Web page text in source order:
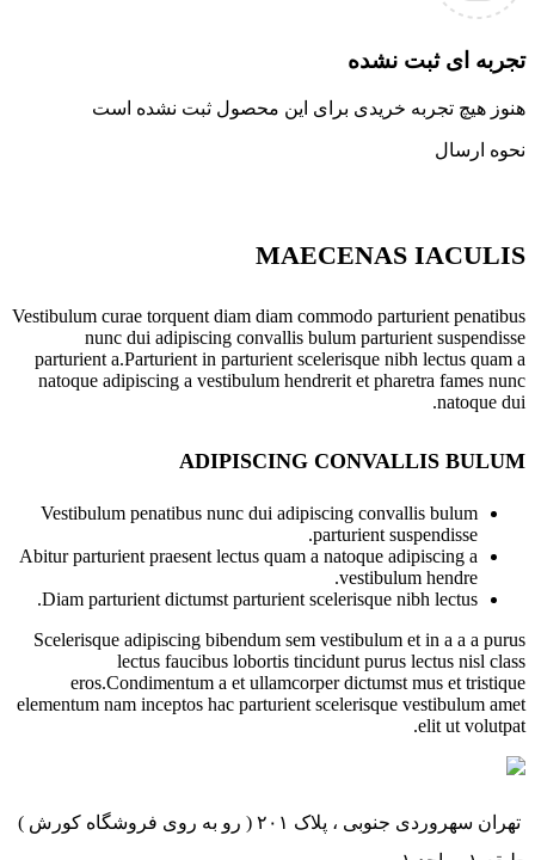
تجربه ای ثبت نشده
هنوز هیچ تجربه خریدی برای این محصول ثبت نشده است
نحوه ارسال
MAECENAS IACULIS
Vestibulum curae torquent diam diam commodo parturient penatibus
nunc dui adipiscing convallis bulum parturient suspendisse
parturient a.Parturient in parturient scelerisque nibh lectus quam a
natoque adipiscing a vestibulum hendrerit et pharetra fames nunc
natoque dui.
ADIPISCING CONVALLIS BULUM
Vestibulum penatibus nunc dui adipiscing convallis bulum
parturient suspendisse.
Abitur parturient praesent lectus quam a natoque adipiscing a
vestibulum hendre.
Diam parturient dictumst parturient scelerisque nibh lectus.
Scelerisque adipiscing bibendum sem vestibulum et in a a a purus
lectus faucibus lobortis tincidunt purus lectus nisl class
eros.Condimentum a et ullamcorper dictumst mus et tristique
elementum nam inceptos hac parturient scelerisque vestibulum amet
elit ut volutpat.
تهران سهروردی جنوبی ، پلاک ۲۰۱ ( رو به روی فروشگاه کورش )